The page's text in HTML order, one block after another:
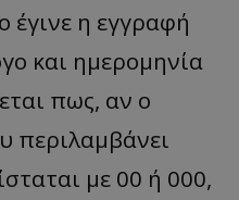
έγινε η εγγραφή
και ημερομηνία
πως, αν ο
περιλαμβάνει
με 00 ή 000,